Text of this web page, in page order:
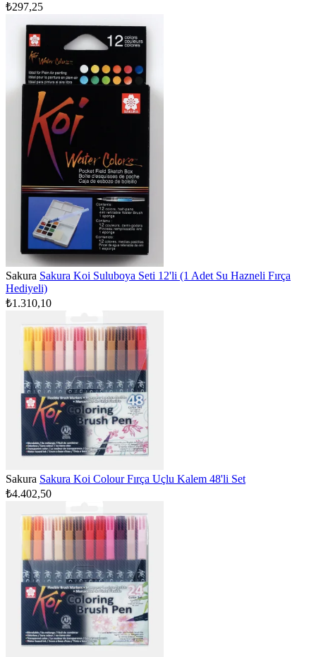
₺297,25
Sakura Sakura Koi Suluboya Seti 12'li (1 Adet Su Hazneli Fırça
Hediyeli)
₺1.310,10
Sakura Sakura Koi Colour Fırça Uçlu Kalem 48'li Set
₺4.402,50